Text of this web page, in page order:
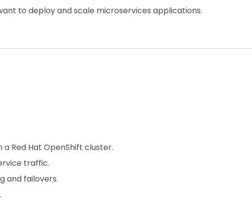
to deploy and scale microservices applications.
a Red Hat OpenShift cluster.
traffic.
and failovers.